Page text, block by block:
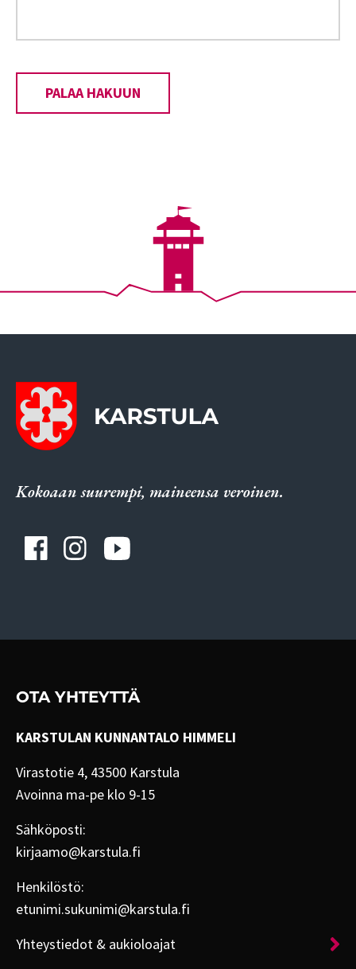
PALAA HAKUUN
Kokoaan suurempi, maineensa veroinen.
OTA YHTEYTTÄ
KARSTULAN KUNNANTALO HIMMELI
Virastotie 4, 43500 Karstula
Avoinna ma-pe klo 9-15
Sähköposti:
kirjaamo@karstula.fi
Henkilöstö:
etunimi.sukunimi@karstula.fi
Yhteystiedot & aukioloajat